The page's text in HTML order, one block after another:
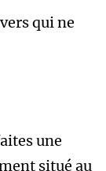
qui ne
une
situé au